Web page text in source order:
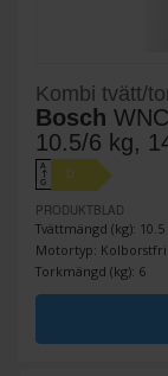
Kombi tvätt/
Bosch
10.5/6 kg,
A
↑
G
D
PRODUKTBLAD
Tvättmängd (kg): 10.5
Motortyp: Kolborstfri
Torkmängd (kg): 6